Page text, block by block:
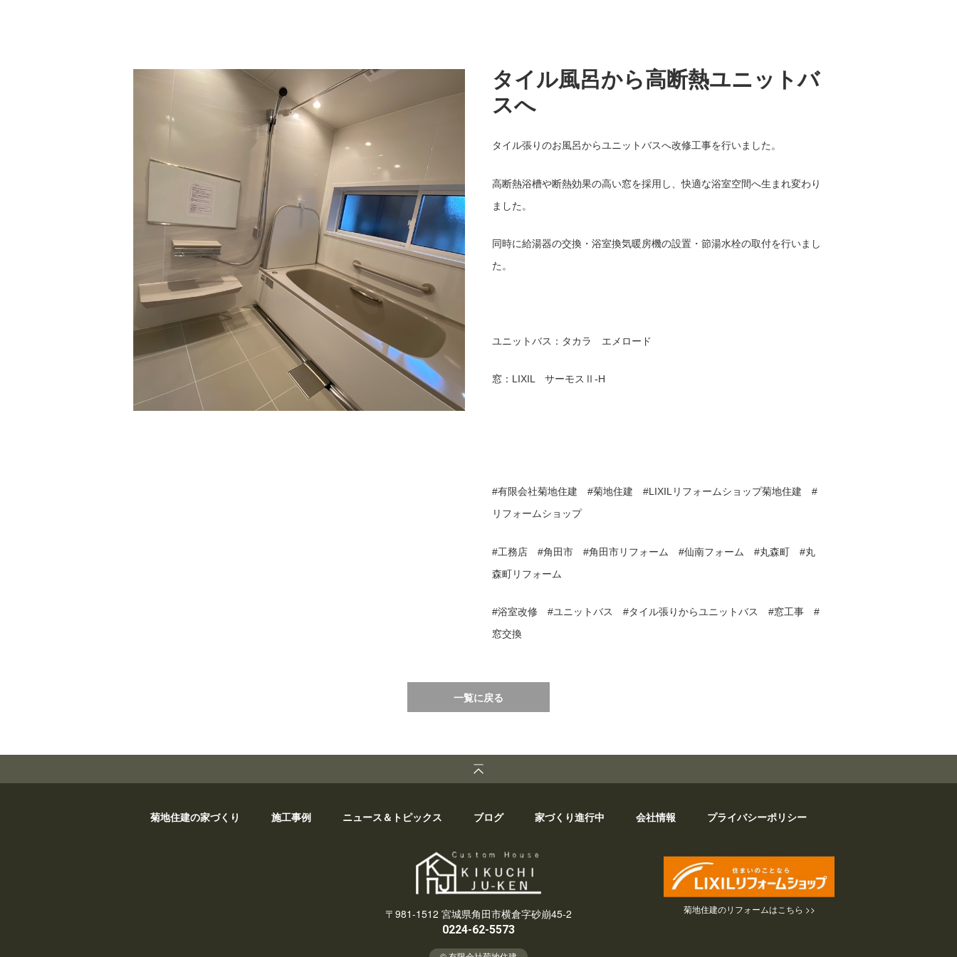
タイル風呂から高断熱ユニットバ
スへ
タイル張りのお風呂からユニットバスへ改修工事を行いました。
高断熱浴槽や断熱効果の高い窓を採用し、快適な浴室空間へ生まれ変わり
ました。
同時に給湯器の交換・浴室換気暖房機の設置・節湯水栓の取付を行いまし
た。
ユニットバス：タカラ エメロード
窓：LIXIL サーモスⅡ-H
#有限会社菊地住建 #菊地住建 #LIXILリフォームショップ菊地住建 #
リフォームショップ
#工務店 #角田市 #角田市リフォーム #仙南フォーム #丸森町 #丸
森町リフォーム
#浴室改修 #ユニットバス #タイル張りからユニットバス #窓工事 #
窓交換
一覧に戻る
菊地住建の家づくり 施工事例 ニュース＆トピックス ブログ 家づくり進行中 会社情報 プライバシーポリシー
〒981-1512 宮城県角田市横倉字砂崩45-2
0224-62-5573
菊地住建のリフォームはこちら >>